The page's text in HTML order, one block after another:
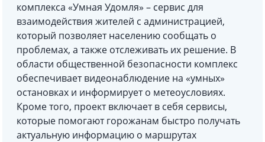
комплекса «Умная Удомля» – сервис для
взаимодействия жителей с администрацией,
который позволяет населению сообщать о
проблемах, а также отслеживать их решение. В
области общественной безопасности комплекс
обеспечивает видеонаблюдение на «умных»
остановках и информирует о метеоусловиях.
Кроме того, проект включает в себя сервисы,
которые помогают горожанам быстро получать
актуальную информацию о маршрутах